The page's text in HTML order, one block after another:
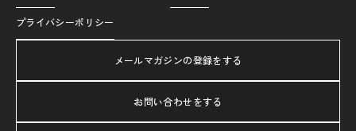
プライバシーポリシー
メールマガジンの登録をする
お問い合わせをする